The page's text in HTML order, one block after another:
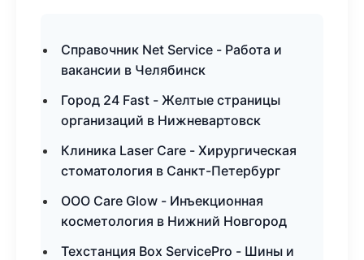
Справочник Net Service - Работа и
вакансии в Челябинск
Город 24 Fast - Желтые страницы
организаций в Нижневартовск
Клиника Laser Care - Хирургическая
стоматология в Санкт-Петербург
ООО Care Glow - Инъекционная
косметология в Нижний Новгород
Техстанция Box ServicePro - Шины и